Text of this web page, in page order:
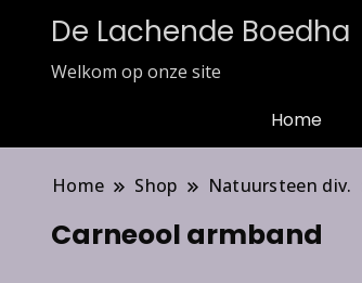
De Lachende Boedha
Welkom op onze site
Home
Home Shop Natuursteen div.
Carneool armband